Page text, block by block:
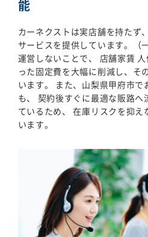
能
カーネクストは実店舗を持たず
サービスを提供しています。（
運営しないことで、 店舗家賃
った固定費を大幅に削減し、そ
います。 また、山梨県甲府市で
も、 契約後すぐに最適な販路
ているため、 在庫リスクを抑
います。